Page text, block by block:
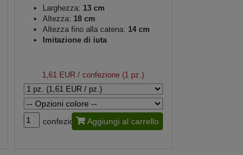
Larghezza: 13 cm
Altezza: 18 cm
Altezza fino alla catena: 14 cm
Imitazione di iuta
1,61 EUR / confezione (1 pz.)
confezione Aggiungi al carrello